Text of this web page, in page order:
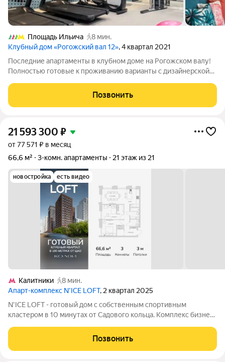
Площадь Ильича
8 мин.
Клубный дом «Рогожский вал 12», 4 квартал 2021
Последние апартаменты в клубном доме на Рогожском валу!
Полностью готовые к проживанию варианты с дизайнерской
центре Москвы. Апартаменты с сервисом отеля «Hilton». Лоты
с великолепными видами на
Позвонить
21 593 300 ₽
от 77 571 ₽ в месяц
66,6 м²
3-комн. апартаменты 21 этаж из 21
новостройка есть видео
Калитники
8 мин.
Апарт-комплекс N’ICE LOFT, 2 квартал 2025
N'ICE LOFT - готовый дом с собственным спортивным
кластером в 10 минутах от Садового кольца. Комплекс бизнес-
компания КОЛДИ, представляет собой знаковое жилое
пространство, на территории которого
Позвонить